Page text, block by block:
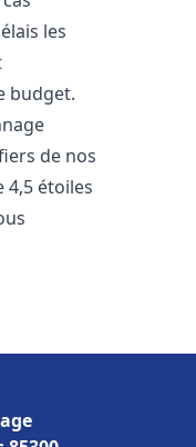
les
budget.
de nos
étoiles